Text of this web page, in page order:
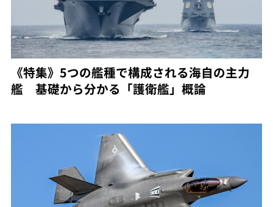
《特集》5つの艦種で構成される海自の主力
艦 基礎から分かる「護衛艦」概論